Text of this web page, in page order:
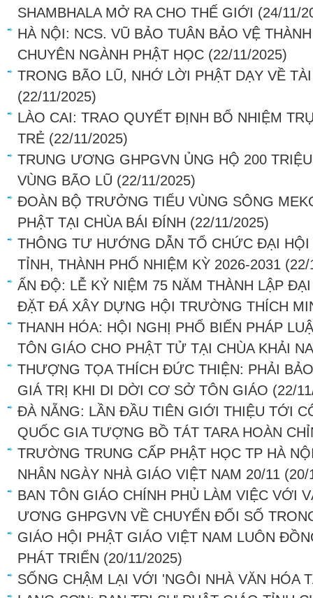
SHAMBHALA MỞ RA CHO THẾ GIỚI (24/11/
HÀ NỘI: NCS. VŨ BẢO TUÂN BẢO VỆ
CHUYÊN NGÀNH PHẬT HỌC (22/11/2025)
TRONG BÃO LŨ, NHỚ LỜI PHẬT DẠY VỀ
(22/11/2025)
LÀO CAI: TRAO QUYẾT ĐỊNH BỔ NHIỆM
TRẺ (22/11/2025)
TRUNG ƯƠNG GHPGVN ỦNG HỘ 200
VÙNG BÃO LŨ (22/11/2025)
ĐOÀN BỘ TRƯỞNG TIỂU VÙNG SÔNG
PHẬT TẠI CHÙA BÁI ĐÍNH (22/11/2025)
THÔNG TƯ HƯỚNG DẪN TỔ CHỨC ĐẠI
TỈNH, THÀNH PHỐ NHIỆM KỲ 2026-2031 (22/
ẤN ĐỘ: LỄ KỶ NIỆM 75 NĂM THÀNH LẬP
ĐẶT ĐÁ XÂY DỰNG HỘI TRƯỜNG THÍCH
THANH HÓA: HỘI NGHỊ PHỔ BIẾN PHÁP
TÔN GIÁO CHO PHẬT TỬ TẠI CHÙA KHẢI
THƯỢNG TỌA THÍCH ĐỨC THIỆN: PHẢI
GIÁ TRỊ KHI DI DỜI CƠ SỞ TÔN GIÁO (22/
ĐÀ NẴNG: LẦN ĐẦU TIÊN GIỚI THIỆU TỚI
QUỐC GIA TƯỢNG BỒ TÁT TARA HOÀN
TRƯỜNG TRUNG CẤP PHẬT HỌC TP HÀ
NHÂN NGÀY NHÀ GIÁO VIỆT NAM 20/11 (20/
BAN TÔN GIÁO CHÍNH PHỦ LÀM VIỆC VỚI
ƯƠNG GHPGVN VỀ CHUYỂN ĐỔI SỐ
GIÁO HỘI PHẬT GIÁO VIỆT NAM LUÔN
PHÁT TRIỂN (20/11/2025)
SỐNG CHẬM LẠI VỚI 'NGÔI NHÀ VĂN HÓA